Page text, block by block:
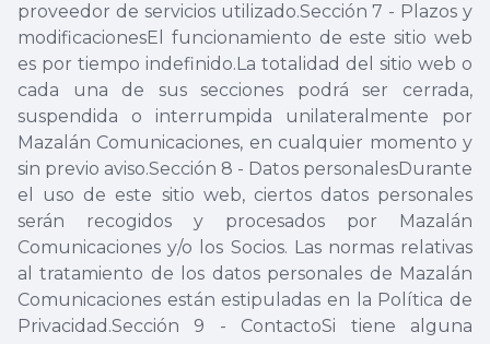
proveedor de servicios utilizado.Sección 7 - Plazos y
modificacionesEl funcionamiento de este sitio web
es por tiempo indefinido.La totalidad del sitio web o
cada una de sus secciones podrá ser cerrada,
suspendida o interrumpida unilateralmente por
Mazalán Comunicaciones, en cualquier momento y
sin previo aviso.Sección 8 - Datos personalesDurante
el uso de este sitio web, ciertos datos personales
serán recogidos y procesados por Mazalán
Comunicaciones y/o los Socios. Las normas relativas
al tratamiento de los datos personales de Mazalán
Comunicaciones están estipuladas en la Política de
Privacidad.Sección 9 - ContactoSi tiene alguna